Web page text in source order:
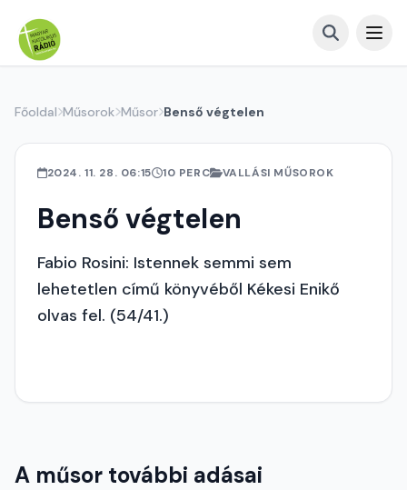
Főoldal Műsorok Műsor Benső végtelen
2024. 11. 28. 06:15 10 PERC VALLÁSI MŰSOROK
Benső végtelen
Fabio Rosini: Istennek semmi sem
lehetetlen című könyvéből Kékesi Enikő
olvas fel. (54/41.)
A műsor további adásai